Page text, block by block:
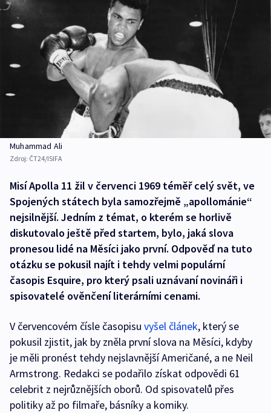
Muhammad Ali
Zdroj: ČT24/ISIFA
Misí Apolla 11 žil v červenci 1969 téměř celý svět, ve
Spojených státech byla samozřejmě „apollománie“
nejsilnější. Jedním z témat, o kterém se horlivě
diskutovalo ještě před startem, bylo, jaká slova
pronesou lidé na Měsíci jako první. Odpověď na tuto
otázku se pokusil najít i tehdy velmi populární
časopis Esquire, pro který psali uznávaní novináři i
spisovatelé ověnčení literárními cenami.
V červencovém čísle časopisu vyšel článek, který se
pokusil zjistit, jak by zněla první slova na Měsíci, kdyby
je měli pronést tehdy nejslavnější Američané, a ne Neil
Armstrong. Redakci se podařilo získat odpovědi 61
celebrit z nejrůznějších oborů. Od spisovatelů přes
politiky až po filmaře, básníky a komiky.